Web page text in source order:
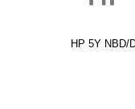
HP 5Y NBD/